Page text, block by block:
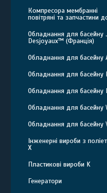
Компресора мембранні
повітряні та запчастини
Обладнання для басейну
Desjoyaux™ (Франція)
Обладнання для басейну
Обладнання для басейну
Обладнання для басейну
Обладнання для басейну
Обладнання для басейну
Інженерні вироби з
Х
Пластикові вироби K
Генератори